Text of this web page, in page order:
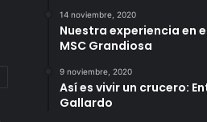
14 noviembre, 2020
Nuestra experiencia en
MSC Grandiosa
9 noviembre, 2020
Así es vivir un crucero:
Gallardo